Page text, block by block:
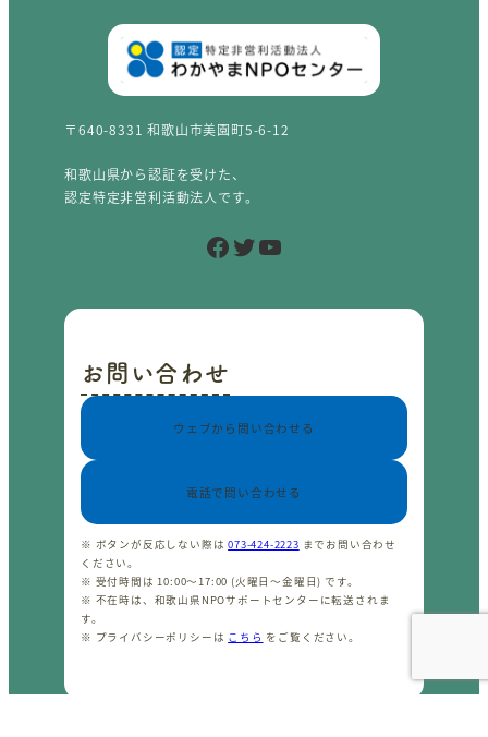
〒640-8331 和歌山市美園町5-6-12
和歌山県から認証を受けた、
認定特定非営利活動法人です。
Facebook Twitter YouTube
お問い合わせ
ウェブから問い合わせる
電話で問い合わせる
※ ボタンが反応しない際は073-424-2223 までお問い合わせ
ください。
※ 受付時間は 10:00〜17:00 (火曜日〜金曜日) です。
※ 不在時は、和歌山県NPOサポートセンターに転送されま
す。
※ プライバシーポリシーは こちら をご覧ください。